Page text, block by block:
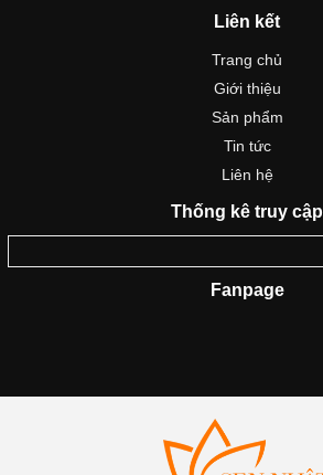
Liên kết
Trang chủ
Giới thiệu
Sản phẩm
Tin tức
Liên hệ
Thống kê truy cập
Fanpage